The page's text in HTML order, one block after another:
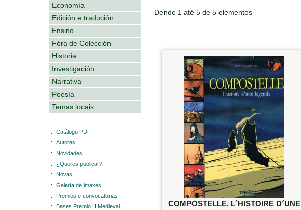
Economía
Edición e tradución
Ensino
Fóra de Colección
Historia
Investigación
Narrativa
Poesía
Temas locais
:.
Catálogo PDF
:.
Autores
:.
Novidades
:.
¿Queres publicar?
:.
Novas
:.
Galería de imaxes
:.
Premios e convocatorias
:.
Bases Premio H Medieval
Dende 1 até 5 de 5 elementos
COMPOSTELLE. L´HISTOIRE D´UNE